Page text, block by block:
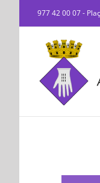
977 42 00 07 -